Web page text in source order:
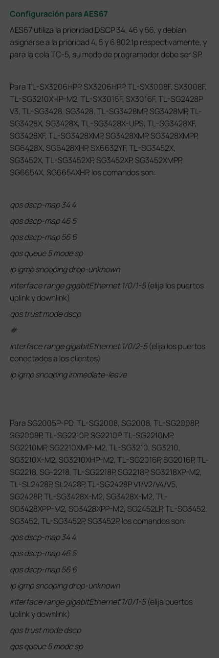
Configuración para AES67
AES67 utiliza la prioridad DSCP 34, 46 y 56, y debían
asignarse a la prioridad 4, 5 y 6 802.1p respectivamente, y
para la cola TC-5, su modo de programador debe ser SP.
Para TL-SX3206HPP, SX3206HPP, TL-SX3008F, SX3008F,
TL-SG3210XHP-M2, TL-SX3016F, SX3016F, TL-SG2428P
V3, TL-SG3428, SG3428, TL-SG3428MP, SG3428MP, TL-
SG3428X, SG3428X, TL-SG3428X-UPS, TL-SG3428XF,
SG3428XF, TL-SG3428XMP, SG3428XMP, SG3428XMPP,
SG6428X, SG6428XHP, SX6632YF, TL-SG3452X,
SG3452X, TL-SG3452XP, SG3452XP, SG3452XMPP,
SG6654X, SG6654XHP, los comandos son:
qos dscp-map 34 4
qos dscp-map 46 5
qos dscp-map 56 6
qos queue 5 mode sp
ip igmp snooping drop-unknown
interface range gigabitEthernet 1/0/1-5(elija los puertos
uplink y downlink)
qos trust mode dscp
#
interface range gigabitEthernet 1/0/2-5(elija los puertos
conectados a los clientes)
ip igmp snooping immediate-leave
Para SG2005P-PD, TL-SG2008, SG2008, TL-SG2008P,
SG2008P, TL-SG2210P, SG2210P, TL-SG2210MP,
SG2210MP, SG2210XMP-M2, TL-SG3210, SG3210,
SG3210X-M2, SG3210XHP-M2, TL-SG2016P, SG2016P, TL-
SG2218, SG-2218, TL-SG2218P, SG2218P, SG3218XP-M2,
TL-SL2428P, SL2428P, TL-SG2428P V1/V2/V4/V5,
SG2428P, TL-SG3428X-M2, SG3428X-M2, TL-
SG3428XPP-M2, SG3428XPP-M2, SG2452LP, TL-SG3452,
SG3452, TL-SG3452P, SG3452P, los comandos son:
qos dscp-map 34 4
qos dscp-map 46 5
qos dscp-map 56 6
ip igmp snooping drop-unknown
interface range gigabitEthernet 1/0/1-5(elija puertos
uplink y downlink)
qos trust mode dscp
qos queue 5 mode sp